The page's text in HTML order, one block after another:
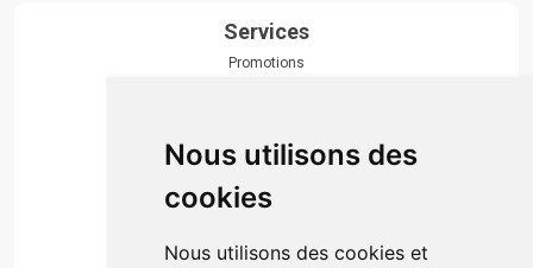
Nous utilisons des
cookies
Nous utilisons des cookies et
Services
Promotions
Actualités & conseils
Événements
Marques
Suivez-nous